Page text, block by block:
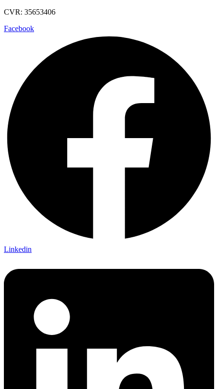
CVR: 35653406
Facebook
Linkedin